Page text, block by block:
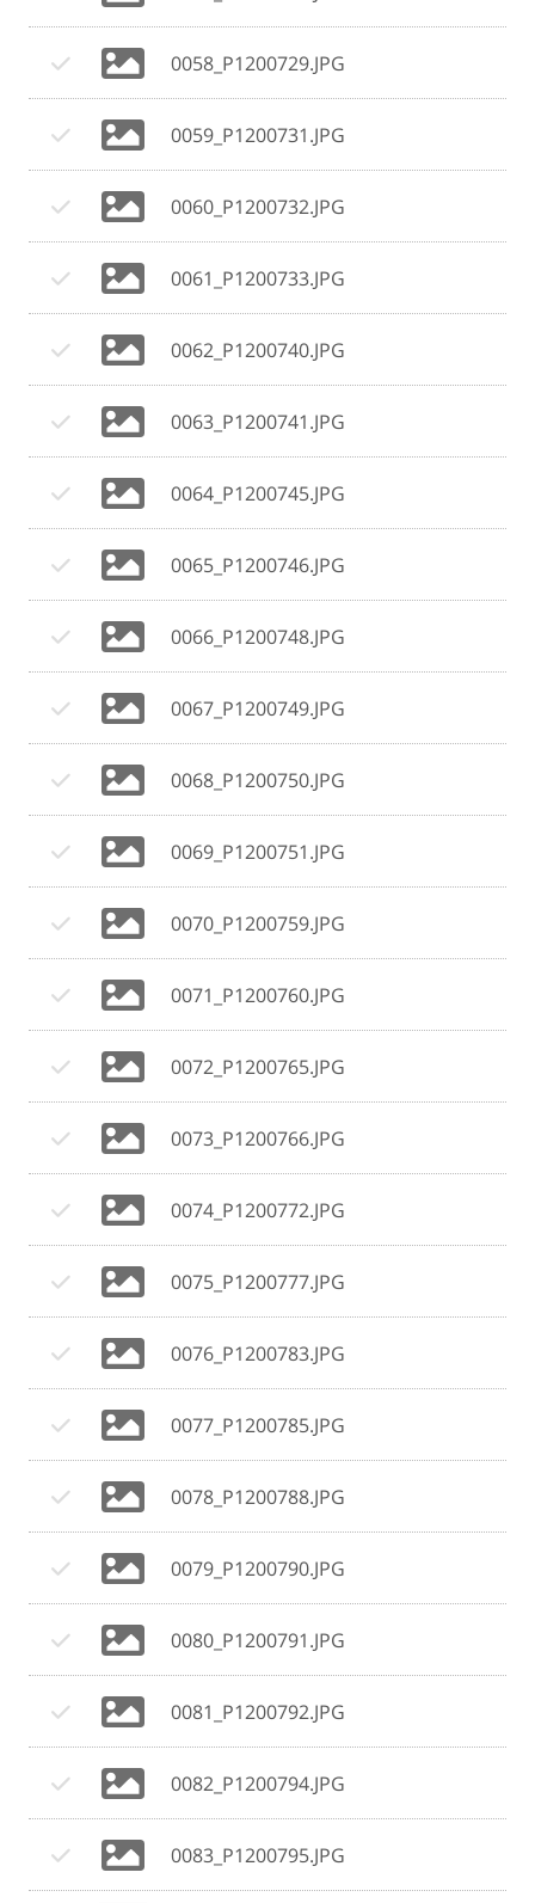
0058_P1200729.JPG
0059_P1200731.JPG
0060_P1200732.JPG
0061_P1200733.JPG
0062_P1200740.JPG
0063_P1200741.JPG
0064_P1200745.JPG
0065_P1200746.JPG
0066_P1200748.JPG
0067_P1200749.JPG
0068_P1200750.JPG
0069_P1200751.JPG
0070_P1200759.JPG
0071_P1200760.JPG
0072_P1200765.JPG
0073_P1200766.JPG
0074_P1200772.JPG
0075_P1200777.JPG
0076_P1200783.JPG
0077_P1200785.JPG
0078_P1200788.JPG
0079_P1200790.JPG
0080_P1200791.JPG
0081_P1200792.JPG
0082_P1200794.JPG
0083_P1200795.JPG